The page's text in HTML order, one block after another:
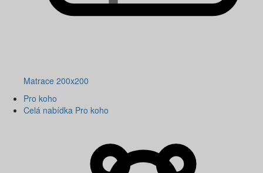
Matrace 200x200
Pro koho
Celá nabídka Pro koho